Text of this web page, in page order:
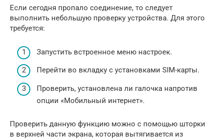
Если сегодня пропало соединение, то следует
выполнить небольшую проверку устройства. Для этого
требуется:
Запустить встроенное меню настроек.
Перейти во вкладку с установками SIM-карты.
Проверить, установлена ли галочка напротив
опции «Мобильный интернет».
Проверить данную функцию можно с помощью шторки
в верхней части экрана, которая вытягивается из